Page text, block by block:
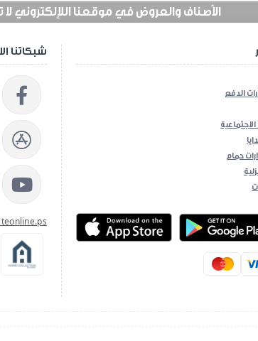
الأصناف والعروض في موقعنا اللإلكتروني لا تمثل
شبكاتنا
الدفع
حمام
ios App